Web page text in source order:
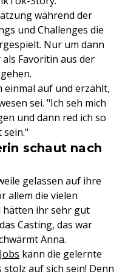
während der
und Challenges die
Nur um dann
Favoritin aus der
einmal auf und erzählt,
sei. "Ich seh mich
und dann red ich so
sein."
schaut nach
gelassen auf ihre
allem die vielen
hätten ihr sehr gut
Casting, das war
Anna.
kann die gelernte
auf sich sein! Denn